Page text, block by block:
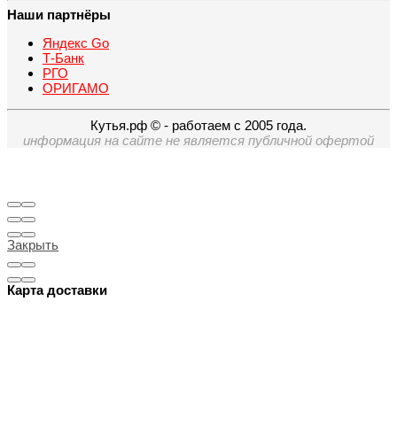
Наши партнёры
Яндекс Go
Т-Банк
РГО
ОРИГАМО
Кутья.рф © - работаем с 2005 года.
информация на сайте не является публичной офертой
Закрыть
Карта доставки